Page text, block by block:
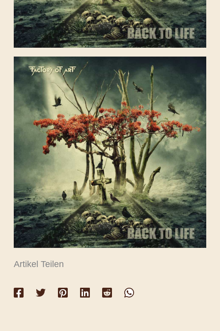
Artikel Teilen